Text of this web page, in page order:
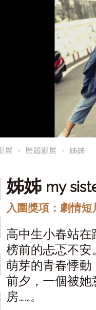
展 歷屆影展 姊姊
姊姊 my
入圍獎項：劇情短
高中生小春站
榜前的忐忑不
萌芽的青春悸
前夕，一個被
房……。